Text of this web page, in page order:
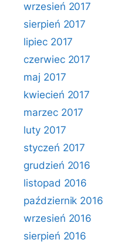
wrzesień 2017
sierpień 2017
lipiec 2017
czerwiec 2017
maj 2017
kwiecień 2017
marzec 2017
luty 2017
styczeń 2017
grudzień 2016
listopad 2016
październik 2016
wrzesień 2016
sierpień 2016